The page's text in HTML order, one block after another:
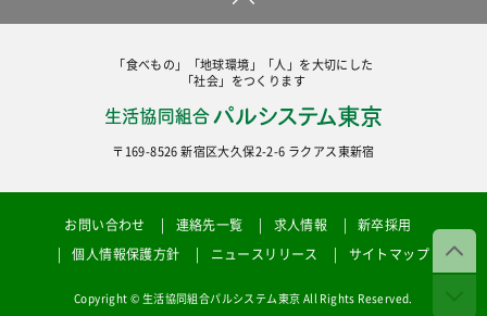
「食べもの」「地球環境」「人」を大切にした
「社会」をつくります
〒169-8526 新宿区大久保2-2-6 ラクアス東新宿
お問い合わせ 連絡先一覧 求人情報
新卒採用
個人情報保護方針
ニュースリリース サイトマップ
Copyright © 生活協同組合パルシステム東京 All Rights Reserved.